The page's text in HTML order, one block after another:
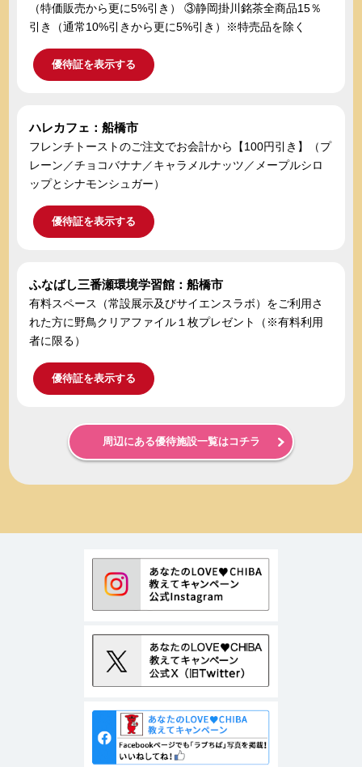
（特価販売から更に5%引き） ③静岡掛川銘茶全商品15％
引き（通常10%引きから更に5%引き）※特売品を除く
優待証を表示する
ハレカフェ：船橋市
フレンチトーストのご注文でお会計から【100円引き】（プ
レーン／チョコバナナ／キャラメルナッツ／メープルシロ
ップとシナモンシュガー）
優待証を表示する
ふなばし三番瀬環境学習館：船橋市
有料スペース（常設展示及びサイエンスラボ）をご利用さ
れた方に野鳥クリアファイル１枚プレゼント（※有料利用
者に限る）
優待証を表示する
周辺にある優待施設一覧はコチラ